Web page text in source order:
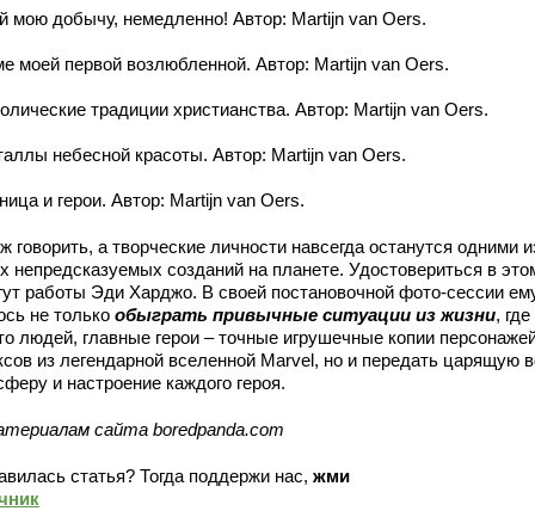
мою добычу, немедленно! Автор: Martijn van Oers.
моей первой возлюбленной. Автор: Martijn van Oers.
традиции христианства. Автор: Martijn van Oers.
небесной красоты. Автор: Martijn van Oers.
и герои. Автор: Martijn van Oers.
говорить, а творческие личности навсегда останутся одними
непредсказуемых созданий на планете. Удостовериться в
работы Эди Харджо. В своей постановочной фото-сессии
не только обыграть привычные ситуации из жизни, где
людей, главные герои – точные игрушечные копии
из легендарной вселенной Marvel, но и передать царящую
и настроение каждого героя.
сайта boredpanda.com
статья? Тогда поддержи нас, жми